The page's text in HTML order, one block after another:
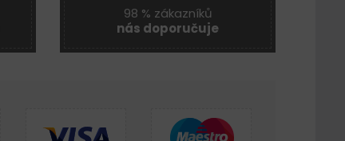
98 % zákazníků
nás doporučuje